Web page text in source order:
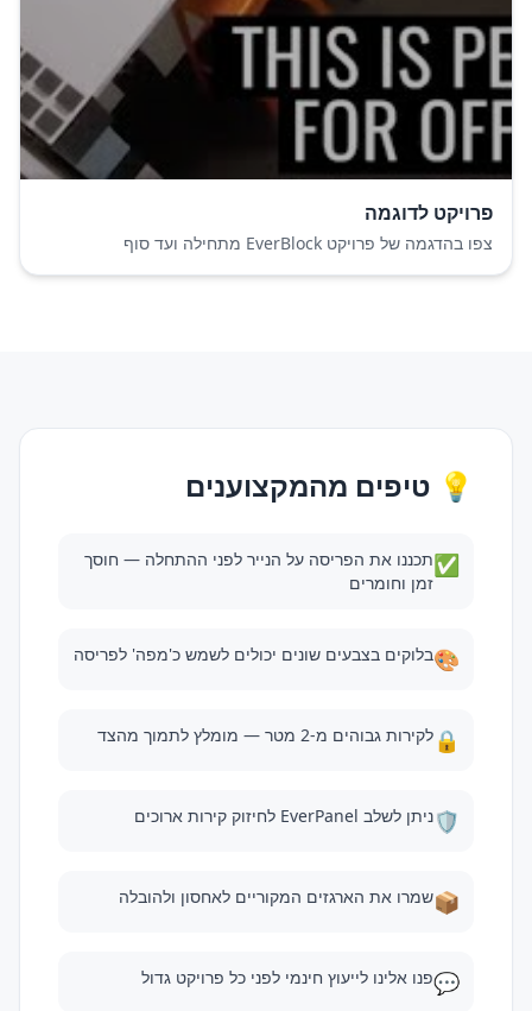
פרויקט לדוגמה
צפו בהדגמה של פרויקט EverBlock מתחילה ועד סוף
💡 טיפים מהמקצוענים
✅תכננו את הפריסה על הנייר לפני ההתחלה — חוסך
זמן וחומרים
🎨בלוקים בצבעים שונים יכולים לשמש כ'מפה' לפריסה
🔒 לקירות גבוהים מ-2 מטר — מומלץ לתמוך מהצד
🛡️ניתן לשלב EverPanel לחיזוק קירות ארוכים
📦שמרו את הארגזים המקוריים לאחסון ולהובלה
💬פנו אלינו לייעוץ חינמי לפני כל פרויקט גדול